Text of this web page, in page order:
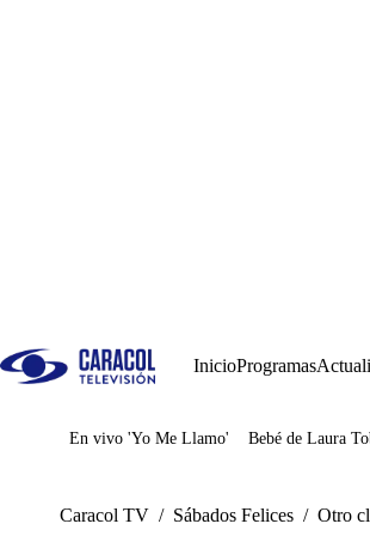
InicioProgramas
Juegos
En vivo 'Yo Me Llamo' Bebé de Laura
Caracol TV / Sábados Felices / Otro